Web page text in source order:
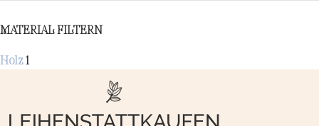
MATERIAL FILTERN
Holz1